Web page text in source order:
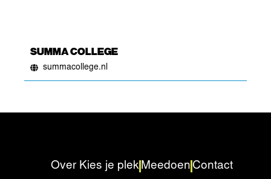
SUMMA COLLEGE
summacollege.nl
Over Kies je plek Meedoen Contact